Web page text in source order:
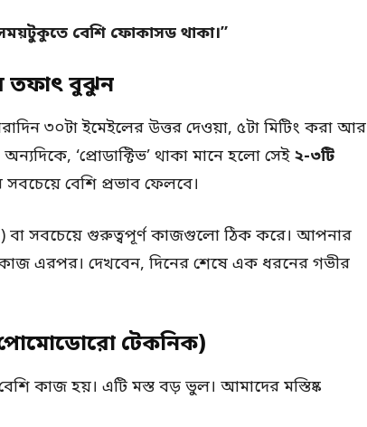
বেশি ফোকাসড থাকা।”
তফাৎ বুঝুন
৩০টা ইমেইলের উত্তর দেওয়া, ৫টা মিটিং করা আর
‘প্রোডাক্টিভ’ থাকা মানে হলো সেই ২-৩টি
বেশি প্রভাব ফেলবে।
বা সবচেয়ে গুরুত্বপূর্ণ কাজগুলো ঠিক করে। আপনার
এরপর। দেখবেন, দিনের শেষে এক ধরনের গভীর
(পোমোডোরো টেকনিক)
কাজ হয়। এটি মস্ত বড় ভুল। আমাদের মস্তিষ্ক